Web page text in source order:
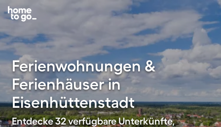
Ferienwohnungen &
Ferienhäuser in
Eisenhüttenstadt
Entdecke 32 verfügbare Unterkünfte,